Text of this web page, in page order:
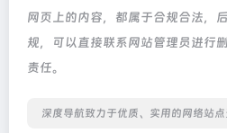
网页上的内容，都属于合规合法，
规，可以直接联系网站管理员进行
责任。
深度导航致力于优质、实用的网络站点